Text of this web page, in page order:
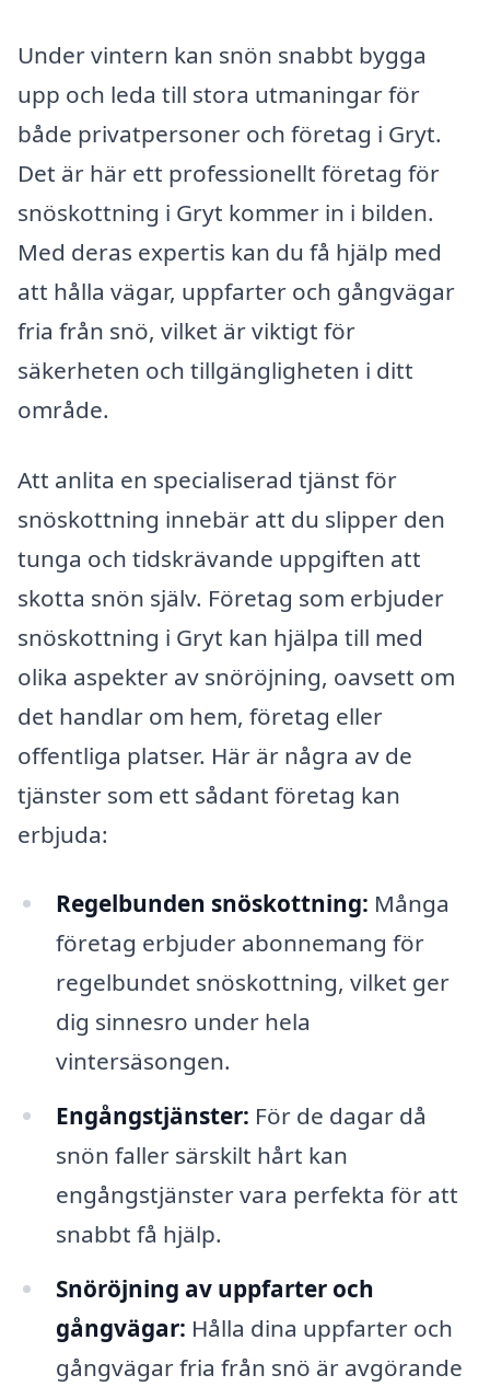
Under vintern kan snön snabbt bygga
upp och leda till stora utmaningar för
både privatpersoner och företag i Gryt.
Det är här ett professionellt företag för
snöskottning i Gryt kommer in i bilden.
Med deras expertis kan du få hjälp med
att hålla vägar, uppfarter och gångvägar
fria från snö, vilket är viktigt för
säkerheten och tillgängligheten i ditt
område.
Att anlita en specialiserad tjänst för
snöskottning innebär att du slipper den
tunga och tidskrävande uppgiften att
skotta snön själv. Företag som erbjuder
snöskottning i Gryt kan hjälpa till med
olika aspekter av snöröjning, oavsett om
det handlar om hem, företag eller
offentliga platser. Här är några av de
tjänster som ett sådant företag kan
erbjuda:
Regelbunden snöskottning: Många
företag erbjuder abonnemang för
regelbundet snöskottning, vilket ger
dig sinnesro under hela
vintersäsongen.
Engångstjänster: För de dagar då
snön faller särskilt hårt kan
engångstjänster vara perfekta för att
snabbt få hjälp.
Snöröjning av uppfarter och
gångvägar: Hålla dina uppfarter och
gångvägar fria från snö är avgörande